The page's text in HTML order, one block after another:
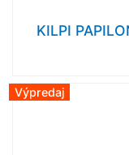
KILPI
Výpredaj